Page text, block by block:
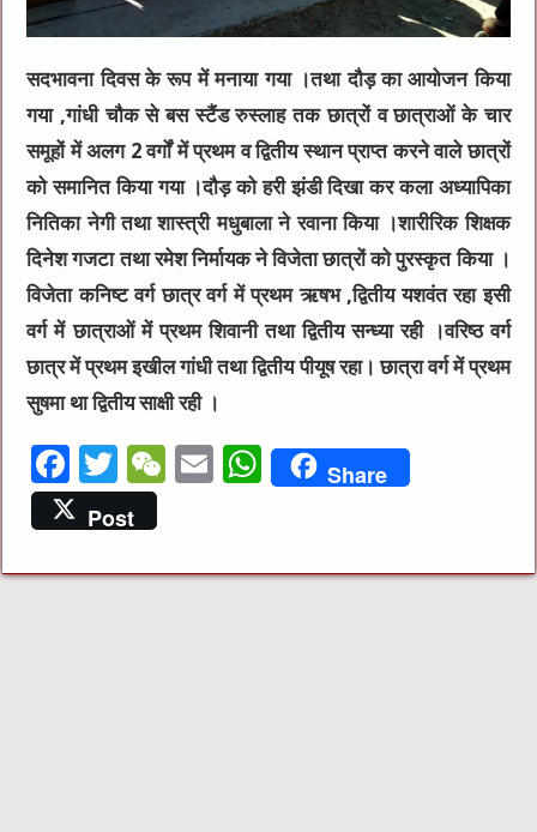
सदभावना दिवस के रूप में मनाया गया ।तथा दौड़ का आयोजन किया
गया ,गांधी चौक से बस स्टैंड रुस्लाह तक छात्रों व छात्राओं के चार
समूहों में अलग 2 वर्गों में प्रथम व द्वितीय स्थान प्राप्त करने वाले छात्रों
को समानित किया गया ।दौड़ को हरी झंडी दिखा कर कला अध्यापिका
नितिका नेगी तथा शास्त्री मधुबाला ने रवाना किया ।शारीरिक शिक्षक
दिनेश गजटा तथा रमेश निर्मायक ने विजेता छात्रों को पुरस्कृत किया ।
विजेता कनिष्ट वर्ग छात्र वर्ग में प्रथम ऋषभ ,द्वितीय यशवंत रहा इसी
वर्ग में छात्राओं में प्रथम शिवानी तथा द्वितीय सन्ध्या रही ।वरिष्ठ वर्ग
छात्र में प्रथम इखील गांधी तथा द्वितीय पीयूष रहा। छात्रा वर्ग में प्रथम
सुषमा था द्वितीय साक्षी रही ।
F
a
c
e
T
w
it
te
W
h
E
l
W
s
Share
Post